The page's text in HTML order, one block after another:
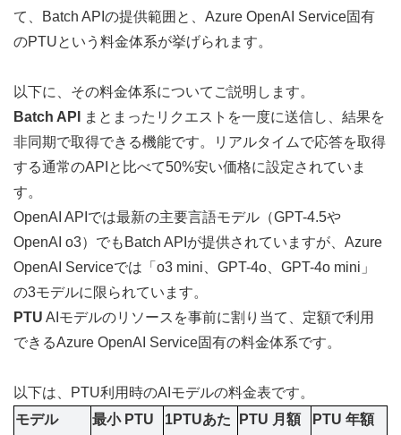
て、Batch APIの提供範囲と、Azure OpenAI Service固有
のPTUという料金体系が挙げられます。
以下に、その料金体系についてご説明します。
Batch API
まとまったリクエストを一度に送信し、結果を
非同期で取得できる機能です。リアルタイムで応答を取得
する通常のAPIと比べて50%安い価格に設定されていま
す。
OpenAI APIでは最新の主要言語モデル（GPT-4.5や
OpenAI o3）でもBatch APIが提供されていますが、Azure
OpenAI Serviceでは「o3 mini、GPT-4o、GPT-4o mini」
の3モデルに限られています。
PTU AIモデルのリソースを事前に割り当て、定額で利用
できるAzure OpenAI Service固有の料金体系です。
以下は、PTU利用時のAIモデルの料金表です。
モデル
最小 PTU
1PTUあた
PTU 月額
PTU 年額